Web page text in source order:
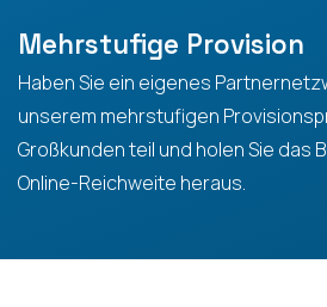
Mehrstufige Provision
Haben Sie ein eigenes
unserem mehrstufigen
Großkunden teil und holen Sie das
Online-Reichweite heraus.